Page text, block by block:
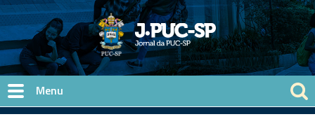
Pular para o conteúdo principal